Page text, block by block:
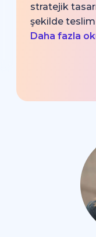
stratejik
şekilde
Daha fazla